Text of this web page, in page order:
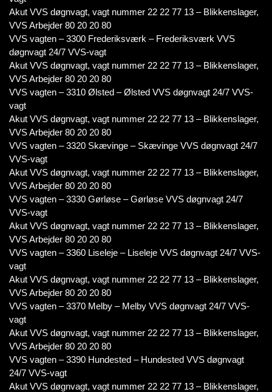
Akut VVS døgnvagt, vagt nummer 22 22 77 13 – Blikkenslager,
VVS Arbejder 80 20 20 80
VVS vagten – 3300 Frederiksværk – Frederiksværk VVS
døgnvagt 24/7 VVS-vagt
Akut VVS døgnvagt, vagt nummer 22 22 77 13 – Blikkenslager,
VVS Arbejder 80 20 20 80
VVS vagten – 3310 Ølsted – Ølsted VVS døgnvagt 24/7 VVS-
vagt
Akut VVS døgnvagt, vagt nummer 22 22 77 13 – Blikkenslager,
VVS Arbejder 80 20 20 80
VVS vagten – 3320 Skævinge – Skævinge VVS døgnvagt 24/7
VVS-vagt
Akut VVS døgnvagt, vagt nummer 22 22 77 13 – Blikkenslager,
VVS Arbejder 80 20 20 80
VVS vagten – 3330 Gørløse – Gørløse VVS døgnvagt 24/7
VVS-vagt
Akut VVS døgnvagt, vagt nummer 22 22 77 13 – Blikkenslager,
VVS Arbejder 80 20 20 80
VVS vagten – 3360 Liseleje – Liseleje VVS døgnvagt 24/7 VVS-
vagt
Akut VVS døgnvagt, vagt nummer 22 22 77 13 – Blikkenslager,
VVS Arbejder 80 20 20 80
VVS vagten – 3370 Melby – Melby VVS døgnvagt 24/7 VVS-
vagt
Akut VVS døgnvagt, vagt nummer 22 22 77 13 – Blikkenslager,
VVS Arbejder 80 20 20 80
VVS vagten – 3390 Hundested – Hundested VVS døgnvagt
24/7 VVS-vagt
Akut VVS døgnvagt, vagt nummer 22 22 77 13 – Blikkenslager,